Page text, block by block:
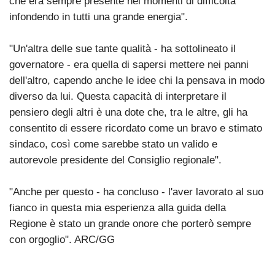
infondendo in tutti una grande energia".
"Un'altra delle sue tante qualità - ha sottolineato il
governatore - era quella di sapersi mettere nei panni
dell'altro, capendo anche le idee chi la pensava in modo
diverso da lui. Questa capacità di interpretare il
pensiero degli altri è una dote che, tra le altre, gli ha
consentito di essere ricordato come un bravo e stimato
sindaco, così come sarebbe stato un valido e
autorevole presidente del Consiglio regionale".
"Anche per questo - ha concluso - l'aver lavorato al suo
fianco in questa mia esperienza alla guida della
Regione è stato un grande onore che porterò sempre
con orgoglio". ARC/GG